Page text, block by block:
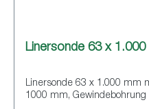
Linersonde 63 x 1.000
Linersonde 63 x 1.000 mm
1000 mm,